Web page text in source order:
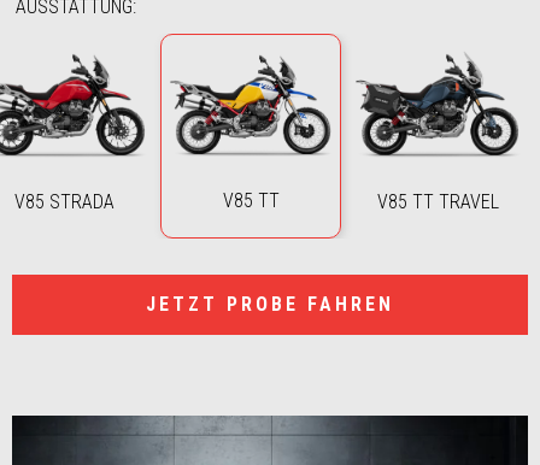
AUSSTATTUNG:
V85 STRADA V85 TT V85 TT TRAVEL
JETZT PROBE FAHREN